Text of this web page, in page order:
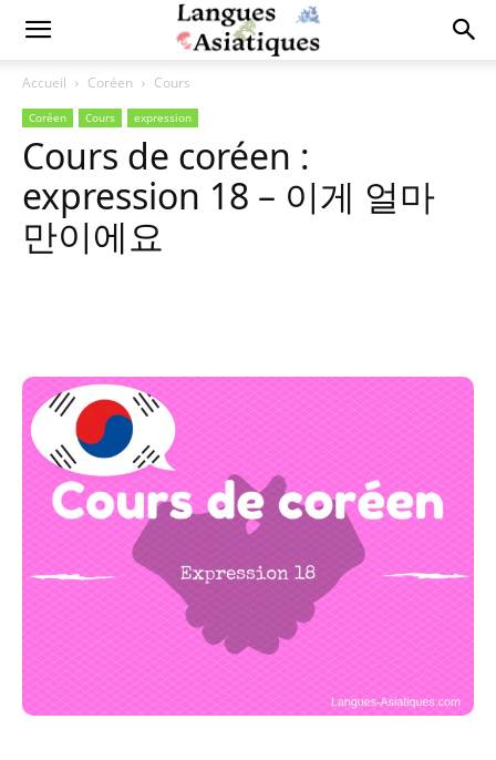
Accueil Coréen Cours
Coréen Cours expression
Cours de coréen :
expression 18 – 이게 얼마
만이에요